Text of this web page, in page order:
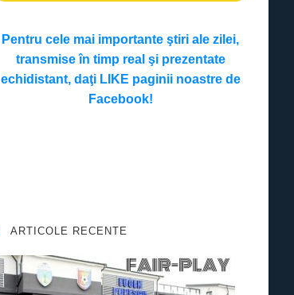
Pentru cele mai importante ştiri ale zilei,
transmise în timp real şi prezentate
echidistant, daţi LIKE paginii noastre de
Facebook!
ARTICOLE RECENTE